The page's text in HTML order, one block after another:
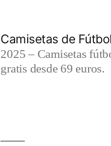
Camisetas de
2025 – Camisetas
gratis desde 69 euros.